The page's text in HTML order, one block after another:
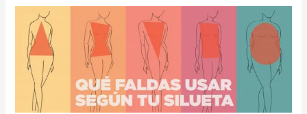
Conoce
que
falda
favorece
según